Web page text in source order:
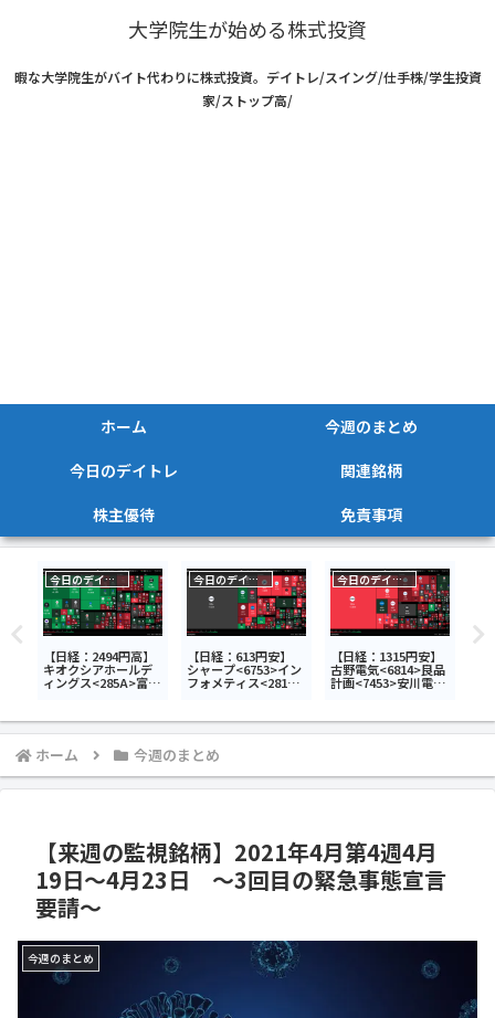
大学院生が始める株式投資
暇な大学院生がバイト代わりに株式投資。デイトレ/スイング/仕手株/学生投資
家/ストップ高/
ホーム
今週のまとめ
今日のデイトレ
関連銘柄
株主優待
免責事項
今日のデイトレ
【日経：2494円高】
キオクシアホールデ
ィングス<285A>富士
デイトレ7月31日
今日のデイトレ
【日経：613円安】
シャープ<6753>イン
フォメティス<281A>
今日のデイトレ
【日経：1315円安】
古野電気<6814>良品
計画<7453>安川電機
レ
ホーム 今週のまとめ
【来週の監視銘柄】2021年4月第4週4月
19日～4月23日 ～3回目の緊急事態宣言
要請～
今週のまとめ